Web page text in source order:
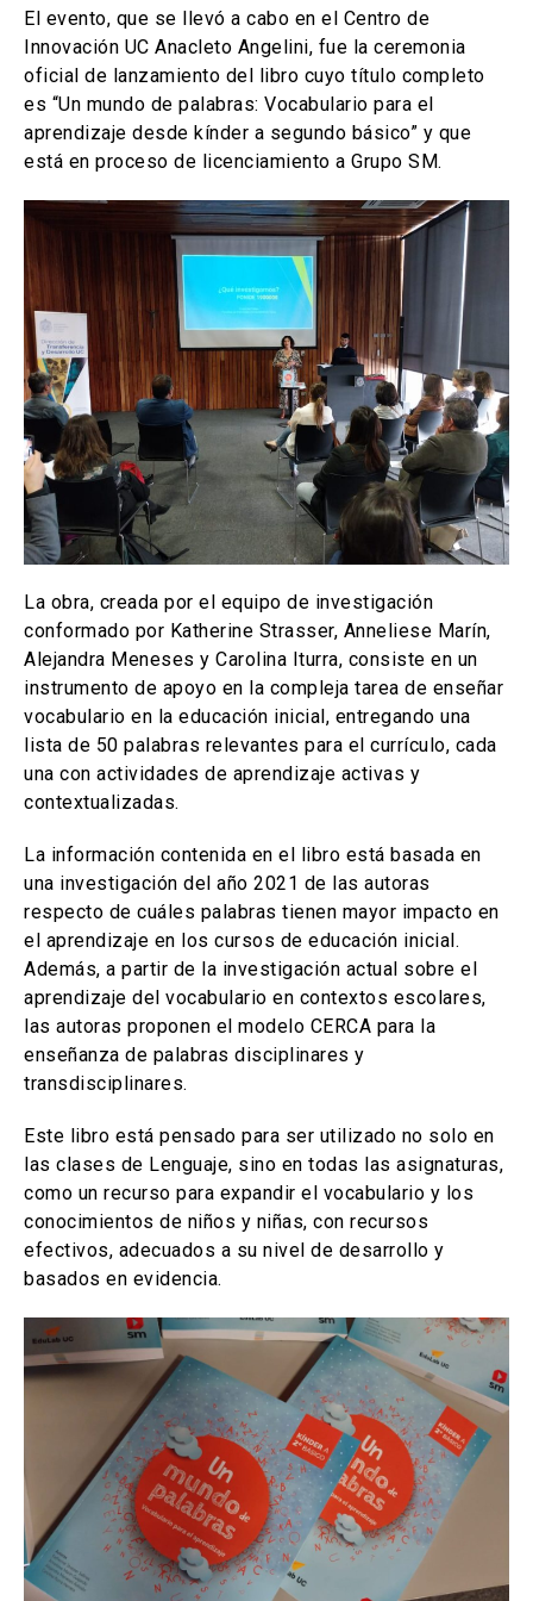
El evento, que se llevó a cabo en el Centro de
Innovación UC Anacleto Angelini, fue la ceremonia
oficial de lanzamiento del libro cuyo título completo
es “Un mundo de palabras: Vocabulario para el
aprendizaje desde kínder a segundo básico” y que
está en proceso de licenciamiento a Grupo SM.
La obra, creada por el equipo de investigación
conformado por Katherine Strasser, Anneliese Marín,
Alejandra Meneses y Carolina Iturra, consiste en un
instrumento de apoyo en la compleja tarea de enseñar
vocabulario en la educación inicial, entregando una
lista de 50 palabras relevantes para el currículo, cada
una con actividades de aprendizaje activas y
contextualizadas.
La información contenida en el libro está basada en
una investigación del año 2021 de las autoras
respecto de cuáles palabras tienen mayor impacto en
el aprendizaje en los cursos de educación inicial.
Además, a partir de la investigación actual sobre el
aprendizaje del vocabulario en contextos escolares,
las autoras proponen el modelo CERCA para la
enseñanza de palabras disciplinares y
transdisciplinares.
Este libro está pensado para ser utilizado no solo en
las clases de Lenguaje, sino en todas las asignaturas,
como un recurso para expandir el vocabulario y los
conocimientos de niños y niñas, con recursos
efectivos, adecuados a su nivel de desarrollo y
basados en evidencia.